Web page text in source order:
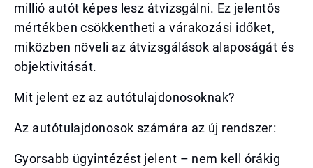
millió autót képes lesz átvizsgálni. Ez jelentős
mértékben csökkentheti a várakozási időket,
miközben növeli az átvizsgálások alaposágát és
objektivitását.
Mit jelent ez az autótulajdonosoknak?
Az autótulajdonosok számára az új rendszer:
Gyorsabb ügyintézést jelent – nem kell órákig